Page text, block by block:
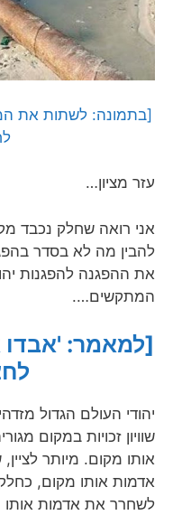
[בתמונה: לשתות את
עזר מציון…
אני רואה שחלק נכבד
להבין מה לא בסדר
את ההפגנה להפגנות
המתקשים….
[למאמר: 'אבדו
יהודי העולם הגדול
שוויון זכויות במקום
אותו מקום. מיותר
אדמות אותו מקום,
לשחרר את אדמות אותו